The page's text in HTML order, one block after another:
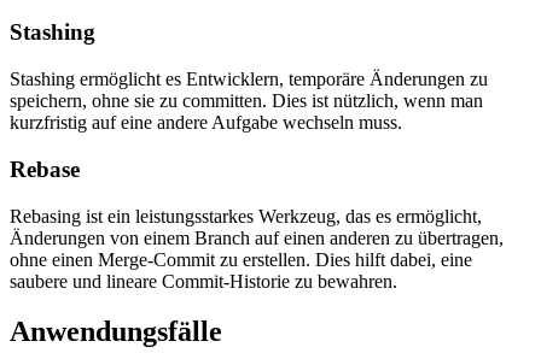
Stashing
Stashing ermöglicht es Entwicklern, temporäre Änderungen zu
speichern, ohne sie zu committen. Dies ist nützlich, wenn man
kurzfristig auf eine andere Aufgabe wechseln muss.
Rebase
Rebasing ist ein leistungsstarkes Werkzeug, das es ermöglicht,
Änderungen von einem Branch auf einen anderen zu übertragen,
ohne einen Merge-Commit zu erstellen. Dies hilft dabei, eine
saubere und lineare Commit-Historie zu bewahren.
Anwendungsfälle